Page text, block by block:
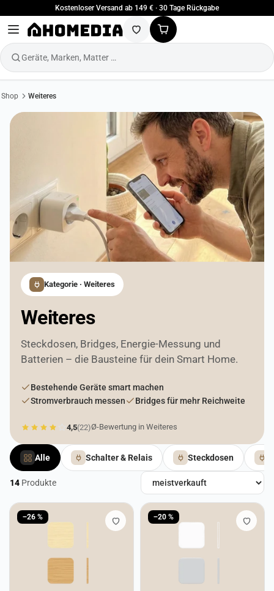
Kostenloser Versand ab 149 € · 30 Tage Rückgabe
Geräte, Marken, Matter …
Shop Weiteres
Kategorie · Weiteres
Weiteres
Steckdosen, Bridges, Energie-Messung und
Batterien – die Bausteine für dein Smart Home.
Bestehende Geräte smart machen
Stromverbrauch messen
Bridges für mehr Reichweite
4,5(22)Ø-Bewertung in Weiteres
Alle Schalter & Relais Steckdosen
14 Produkte
Produkte in Weiteres
−26 % −20 %